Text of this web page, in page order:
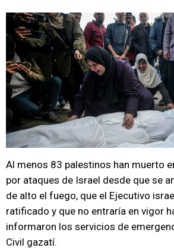
Al menos 83 palestinos han muerto
por ataques de Israel desde que se
de alto el fuego, que el Ejecutivo
ratificado y que no entraría en vigor
informaron los servicios de
Civil gazatí.